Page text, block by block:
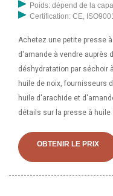
Poids: dépend de la
Certification: CE,
Achetez une petite presse
d'amande à vendre auprès
déshydratation par séchoir
huile de noix, fournisseurs
huile d'arachide et
détails sur la presse à
OBTENIR LE PRIX